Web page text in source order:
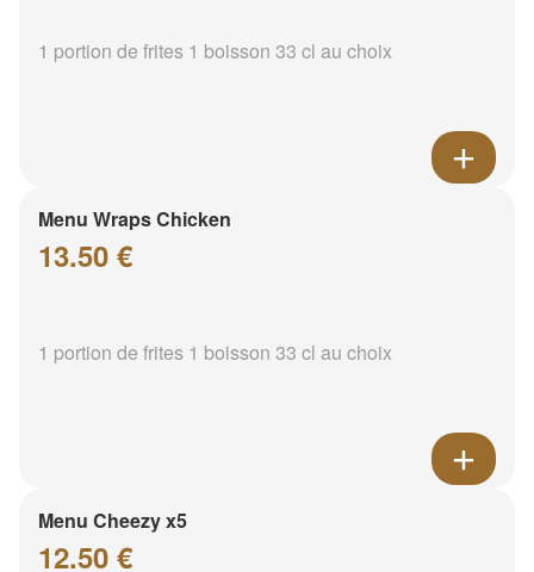
1 portion de frites 1 boisson 33 cl au choix
Menu Wraps Chicken
13.50 €
1 portion de frites 1 boisson 33 cl au choix
Menu Cheezy x5
12.50 €